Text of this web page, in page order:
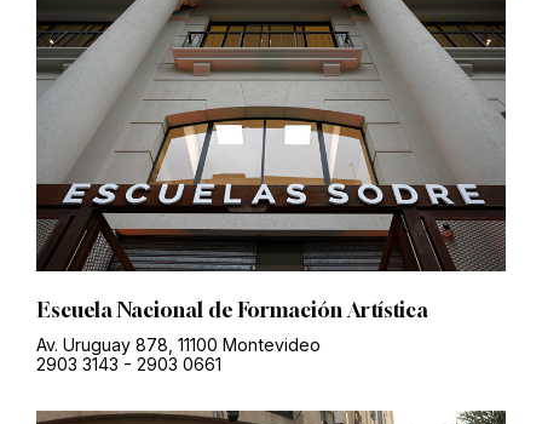
Escuela Nacional de Formación Artística
Av. Uruguay 878, 11100 Montevideo
2903 3143 - 2903 0661